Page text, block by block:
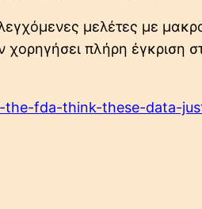
μελέτες με
χορηγήσει πλήρη έγκριση
the-fda-think-these-data-